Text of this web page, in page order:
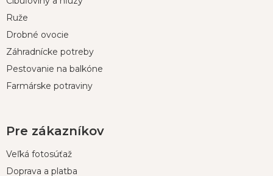
Ruže
Drobné ovocie
Záhradnícke potreby
Pestovanie na balkóne
Farmárske potraviny
Pre zákazníkov
Veľká fotosúťaž
Doprava a platba